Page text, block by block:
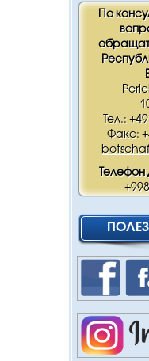
По
Тел.:
Факс: